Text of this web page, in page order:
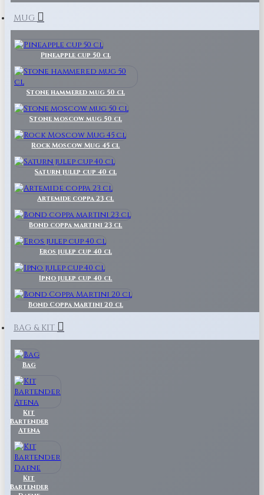
MUG
Pineapple cup 50 cl
Stone hammered mug 50 cl
Stone moscow mug 50 cl
Rock Moscow Mug 45 cl
Saturn julep cup 40 cl
Artemide coppa 23 cl
Bond coppa martini 23 cl
Eros julep cup 40 cl
Ipno julep cup 40 cl
Bond Coppa Martini 20 cl
BAG & KIT
Bag
Kit
Bartender
Atena
Kit
Bartender